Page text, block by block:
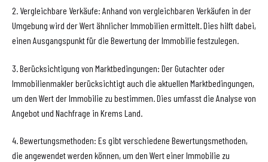
2. Vergleichbare Verkäufe: Anhand von vergleichbaren Verkäufen in der
Umgebung wird der Wert ähnlicher Immobilien ermittelt. Dies hilft dabei,
einen Ausgangspunkt für die Bewertung der Immobilie festzulegen.
3. Berücksichtigung von Marktbedingungen: Der Gutachter oder
Immobilienmakler berücksichtigt auch die aktuellen Marktbedingungen,
um den Wert der Immobilie zu bestimmen. Dies umfasst die Analyse von
Angebot und Nachfrage in Krems Land.
4. Bewertungsmethoden: Es gibt verschiedene Bewertungsmethoden,
die angewendet werden können, um den Wert einer Immobilie zu